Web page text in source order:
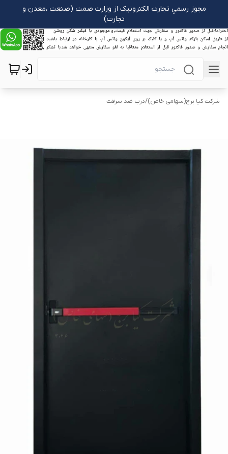
مجوز رسمیِ تجارت الکترونیک از وزارت صمت (صنعت ،معدن و
تجارت)
شرکت کیا برج(سهامی خاص)/درب ضد سرقت